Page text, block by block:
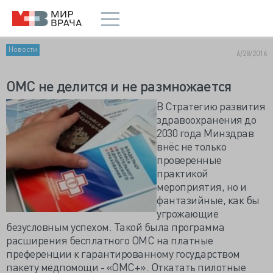
Новости 6/28/2016
ОМС не делится и не размножается
В Стратегию развития
здравоохранения до
2030 года Минздрав
внёс не только
проверенные
практикой
мероприятия, но и
фантазийные, как бы
угрожающие
безусловным успехом. Такой была программа
расширения бесплатного ОМС на платные
преференции к гарантированному государством
пакету медпомощи - «ОМС+». Откатать пилотные